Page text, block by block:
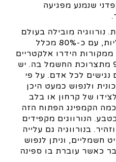
שנמנע מפגיעה
נורווגיה מובילה בעולם
בשימוש במכוניות חשמליות, עם כ-80% מכלל
הידרו אלקטריים
ואנרגיית רוח מהווה 98% מתצרוכת החשמל בה. יש
לכל אדם. על פי
ולנפוש כמעט היכן
של קרחון או בלב
הקמפינג הפתוח הזה
הנורווגים מקפידים
בנורווגיה גם עלייה
חשמליים, וניתן לנפוש
כאשר עוברת בו ספינה